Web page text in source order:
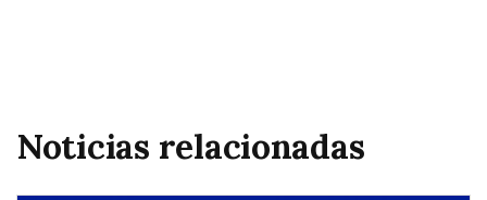
Noticias relacionadas